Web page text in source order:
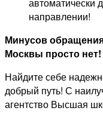
направлении!
Минусов
Москвы просто нет!
Найдите себе
добрый путь! С
агентство Высшая